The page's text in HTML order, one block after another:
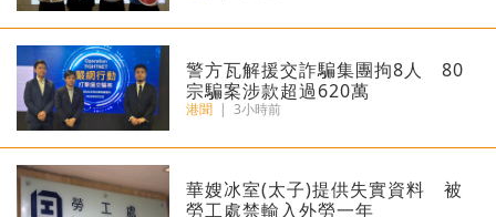
​警方瓦解援交詐騙集團拘8人 80
宗騙案涉款超過620萬
港聞 | 3小時前
華嫂冰室(太子)提供失實資料 被
勞工處禁輸入外勞一年